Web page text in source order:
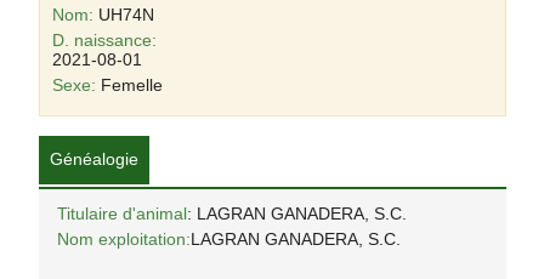
Nom: UH74N
D. naissance:
2021-08-01
Sexe: Femelle
Généalogie
Titulaire d'animal: LAGRAN GANADERA, S.C.
Nom exploitation:LAGRAN GANADERA, S.C.